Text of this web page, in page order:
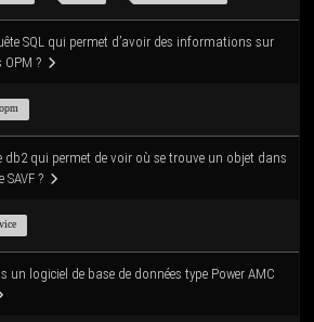
SQL qui per­met d’a­voir des infor­ma­tions sur
OPM ?
opm
db2 qui per­met de voir où se trouve un objet dans
?
un logi­ciel de base de don­nées type Power AMC